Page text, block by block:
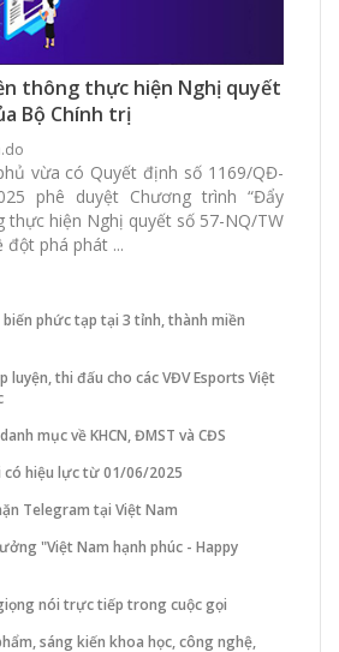
thông thực hiện Nghị quyết
Bộ Chính trị
vừa có Quyết định số 1169/QĐ-
phê duyệt Chương trình “Đẩy
thực hiện Nghị quyết số 57-NQ/TW
đột phá phát ...
phức tạp tại 3 tỉnh, thành miền
luyện, thi đấu cho các VĐV Esports Việt
mục về KHCN, ĐMST và CĐS
có hiệu lực từ 01/06/2025
Telegram tại Việt Nam
"Việt Nam hạnh phúc - Happy
nói trực tiếp trong cuộc gọi
sáng kiến khoa học, công nghệ,